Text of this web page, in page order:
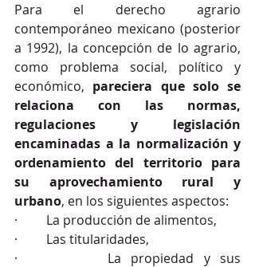
Para el derecho agrario
contemporáneo mexicano (posterior
a 1992), la concepción de lo agrario,
como problema social, político y
económico, pareciera que solo se
relaciona con las normas,
regulaciones y legislación
encaminadas a la normalización y
ordenamiento del territorio para
su aprovechamiento rural y
urbano, en los siguientes aspectos:
·         La producción de alimentos,
·         Las titularidades,
·         La propiedad y sus